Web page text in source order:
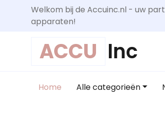
Welkom bij de Accuinc.nl - uw
apparaten!
ACCU Inc
Home Alle categorieën